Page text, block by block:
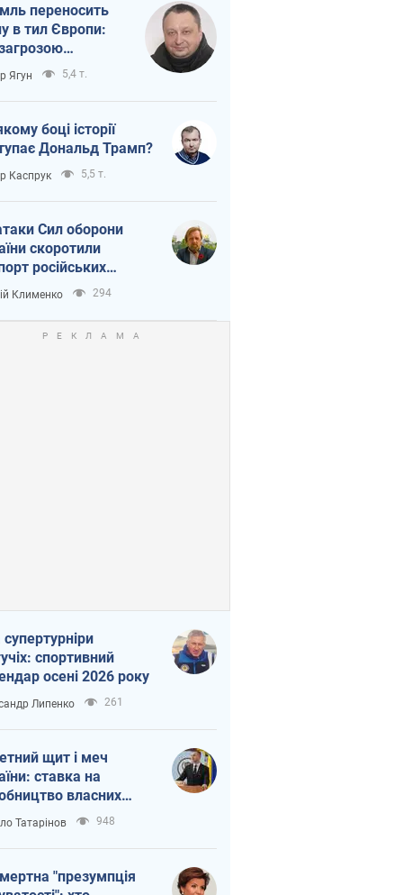
переносить
в тил Європи:
логістика
Ягун 5,4 т.
боці історії
Дональд Трамп?
Каспрук 5,5 т.
Сил оборони
скоротили
російських
Клименко 294
спортивний
осені 2026 року
Липенко 261
щит і меч
ставка на
власних
Татарінов 948
"презумпція